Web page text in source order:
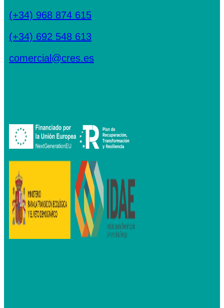
(+34) 968 874 615
(+34) 692 548 613
comercial@cres.es